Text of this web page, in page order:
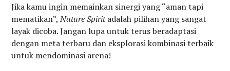
Jika kamu ingin memainkan sinergi yang “aman tapi
mematikan”,Nature Spiritadalah pilihan yang sangat
layak dicoba. Jangan lupa untuk terus beradaptasi
dengan meta terbaru dan eksplorasi kombinasi terbaik
untuk mendominasi arena! ​